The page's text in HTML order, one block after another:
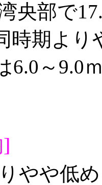
央部で
時期よ
6.0～9.0
やや低め